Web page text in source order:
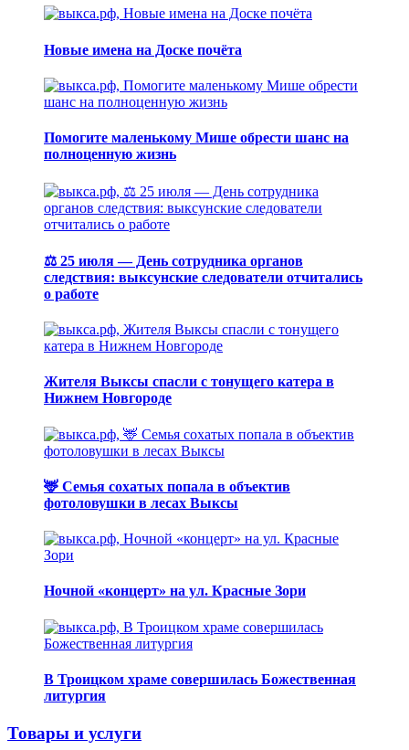
Новые имена на Доске почёта
Помогите маленькому Мише обрести шанс на
полноценную жизнь
⚖️ 25 июля — День сотрудника органов
следствия: выксунские следователи отчитались
о работе
Жителя Выксы спасли с тонущего катера в
Нижнем Новгороде
🦌 Семья сохатых попала в объектив
фотоловушки в лесах Выксы
Ночной «концерт» на ул. Красные Зори
В Троицком храме совершилась Божественная
литургия
Товары и услуги